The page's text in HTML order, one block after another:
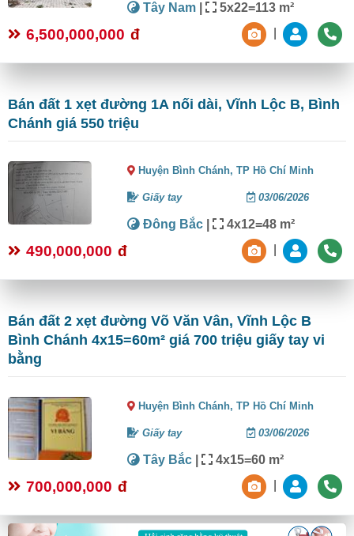
Tây Nam | 5x22=113 m²
6,500,000,000 đ
Bán đất 1 xẹt đường 1A nối dài, Vĩnh Lộc B, Bình
Chánh giá 550 triệu
Huyện Bình Chánh,TP Hồ Chí Minh
Giấy tay 03/06/2026
Đông Bắc | 4x12=48 m²
490,000,000 đ
Bán đất 2 xẹt đường Võ Văn Vân, Vĩnh Lộc B
Bình Chánh 4x15=60m² giá 700 triệu giấy tay vi
bằng
Huyện Bình Chánh,TP Hồ Chí Minh
Giấy tay 03/06/2026
Tây Bắc | 4x15=60 m²
700,000,000 đ